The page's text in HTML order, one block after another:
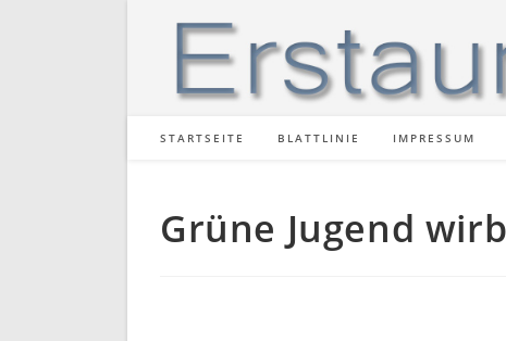
STARTSEITE BLATTLINIE IMPRESSUM
Grüne Jugend